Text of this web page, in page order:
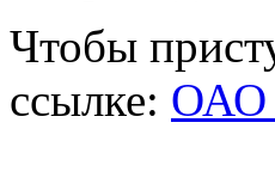
Чтобы
ссылке: ОАО